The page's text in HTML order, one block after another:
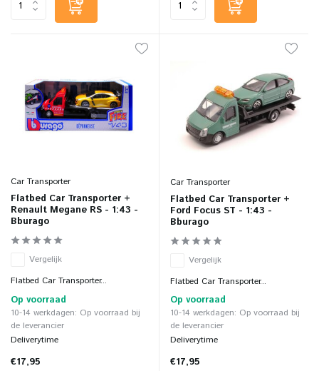
Car Transporter
Flatbed Car Transporter +
Renault Megane RS - 1:43 -
Bburago
Vergelijk
Flatbed Car Transporter...
Op voorraad
10-14 werkdagen: Op voorraad bij
de leverancier
Deliverytime
€17,95
Car Transporter
Flatbed Car Transporter +
Ford Focus ST - 1:43 -
Bburago
Vergelijk
Flatbed Car Transporter...
Op voorraad
10-14 werkdagen: Op voorraad bij
de leverancier
Deliverytime
€17,95